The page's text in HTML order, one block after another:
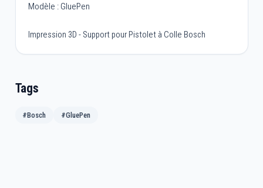
Modèle : GluePen
Impression 3D - Support pour Pistolet à Colle Bosch
Tags
#Bosch #GluePen